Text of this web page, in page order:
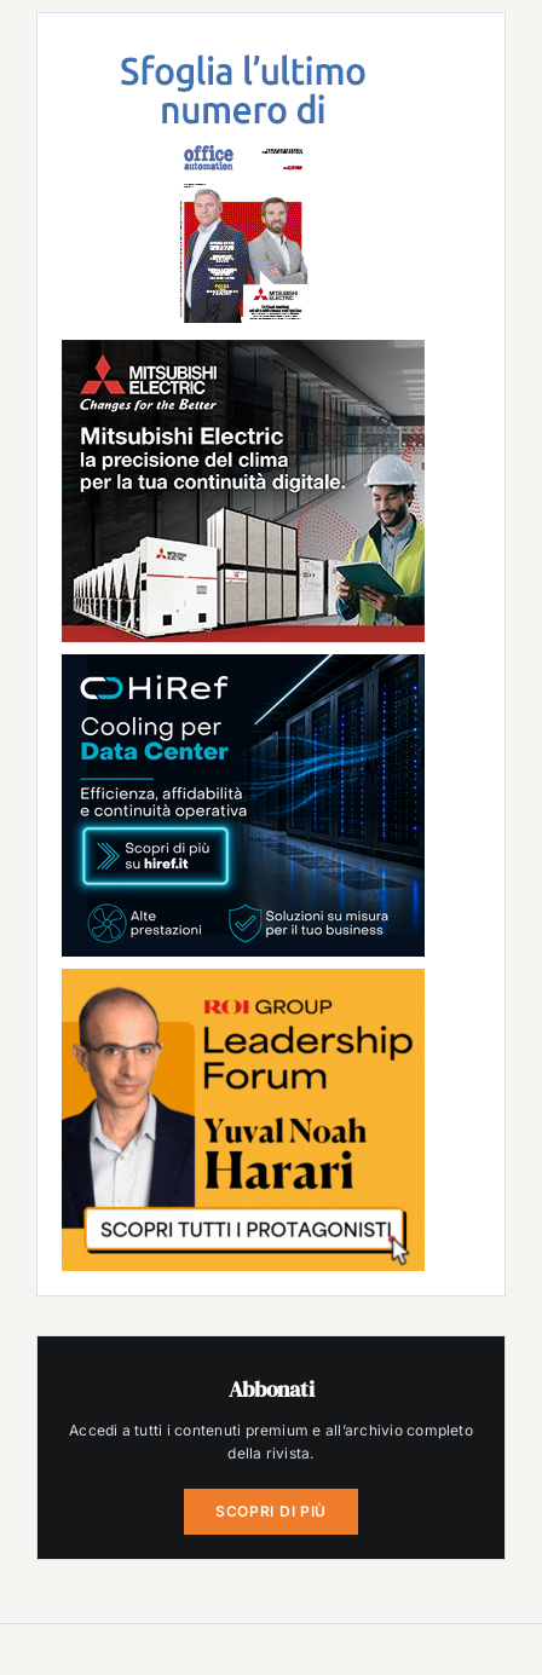
Abbonati
Accedi a tutti i contenuti premium e all’archivio completo
della rivista.
SCOPRI DI PIÙ